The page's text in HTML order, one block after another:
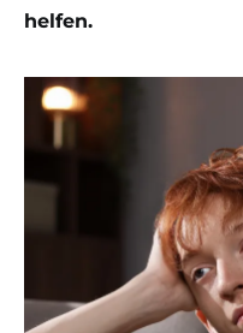
helfen.